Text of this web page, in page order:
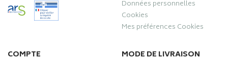
Données personnelles
Cookies
Mes préférences Cookies
COMPTE MODE DE LIVRAISON